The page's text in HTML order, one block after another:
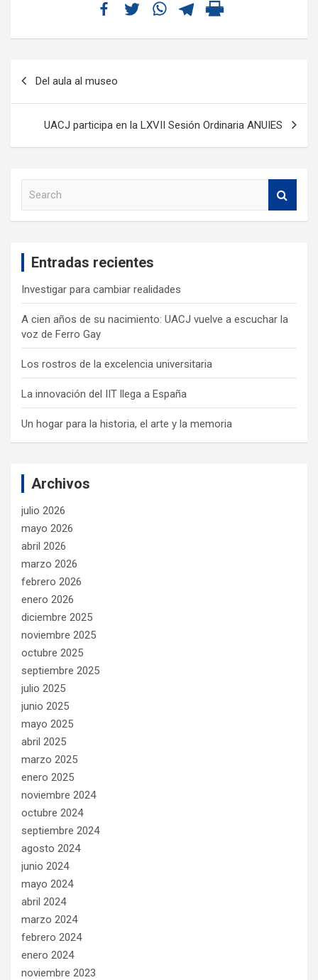
Del aula al museo
UACJ participa en la LXVII Sesión Ordinaria ANUIES
Entradas recientes
Investigar para cambiar realidades
A cien años de su nacimiento: UACJ vuelve a escuchar la
voz de Ferro Gay
Los rostros de la excelencia universitaria
La innovación del IIT llega a España
Un hogar para la historia, el arte y la memoria
Archivos
julio 2026
mayo 2026
abril 2026
marzo 2026
febrero 2026
enero 2026
diciembre 2025
noviembre 2025
octubre 2025
septiembre 2025
julio 2025
junio 2025
mayo 2025
abril 2025
marzo 2025
enero 2025
noviembre 2024
octubre 2024
septiembre 2024
agosto 2024
junio 2024
mayo 2024
abril 2024
marzo 2024
febrero 2024
enero 2024
noviembre 2023